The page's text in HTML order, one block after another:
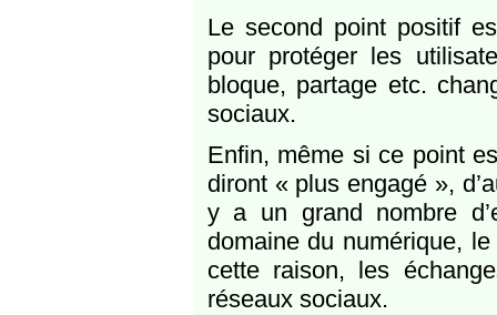
Le second point positif
pour protéger les
bloque, partage etc.
sociaux.
Enfin, même si ce point
diront « plus engagé »,
y a un grand nombre
domaine du numérique,
cette raison, les
réseaux sociaux.